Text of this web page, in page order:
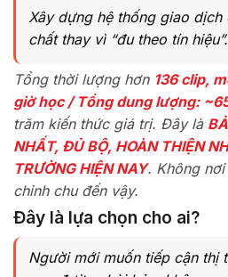
Xây dựng hệ thống giao dịch
chất thay vì “đu theo tín hiệu”.
Tổng thời lượng hơn 136 clip,
giờ học / Tổng dung lượng:
trăm kiến thức giá trị. Đây là
NHẤT, ĐỦ BỘ, HOÀN THIỆN
TRƯỜNG HIỆN NAY. Không
chỉnh chu đến vậy.
Đây là lựa chọn cho ai?
Người mới muốn tiếp cận thị